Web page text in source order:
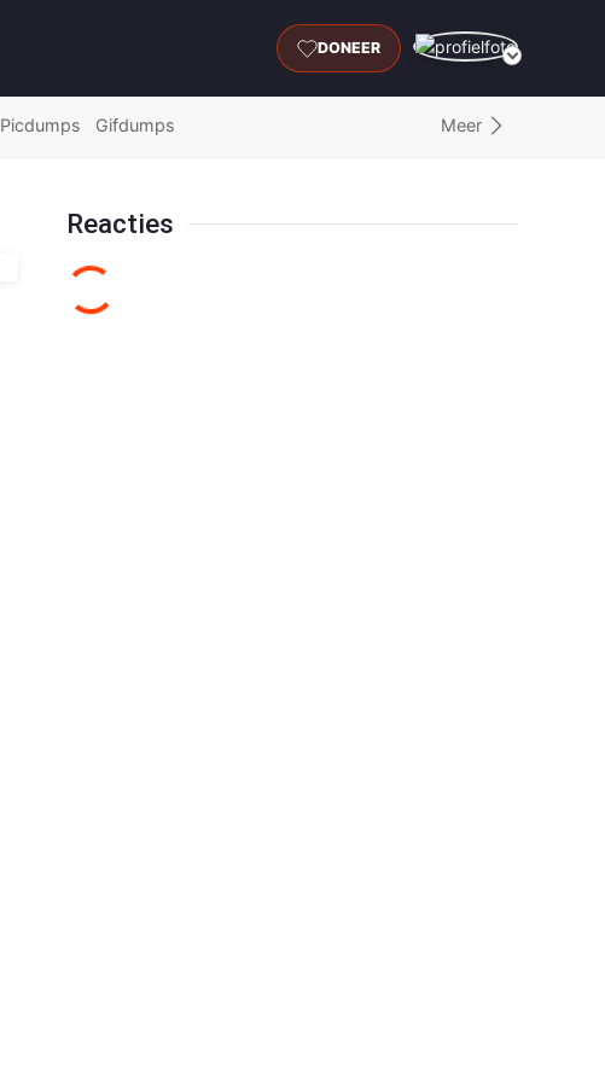
DONEER
Picdumps Gifdumps Meer
Reacties